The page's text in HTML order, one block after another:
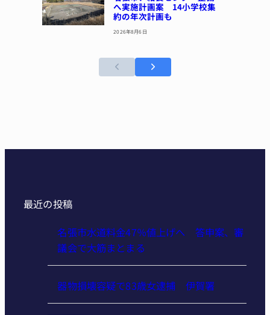
へ実施計画案 14小学校集
約の年次計画も
2026年8月6日
最近の投稿
名張市水道料金47％値上げへ 答申案、審
議会で大筋まとまる
器物損壊容疑で83歳女逮捕 伊賀署